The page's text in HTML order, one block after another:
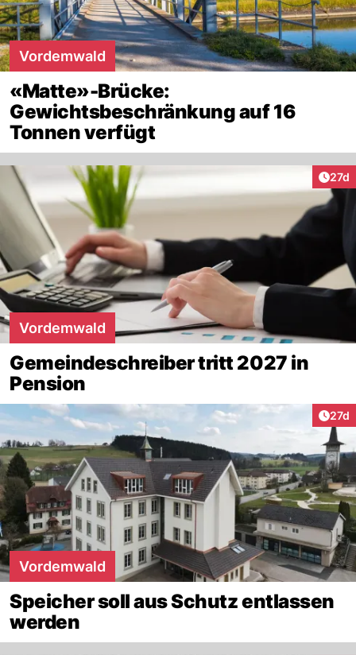
Vordemwald
«Matte»-Brücke:
Gewichtsbeschränkung auf 16
Tonnen verfügt
27d
Vordemwald
Gemeindeschreiber tritt 2027 in
Pension
27d
Vordemwald
Speicher soll aus Schutz entlassen
werden